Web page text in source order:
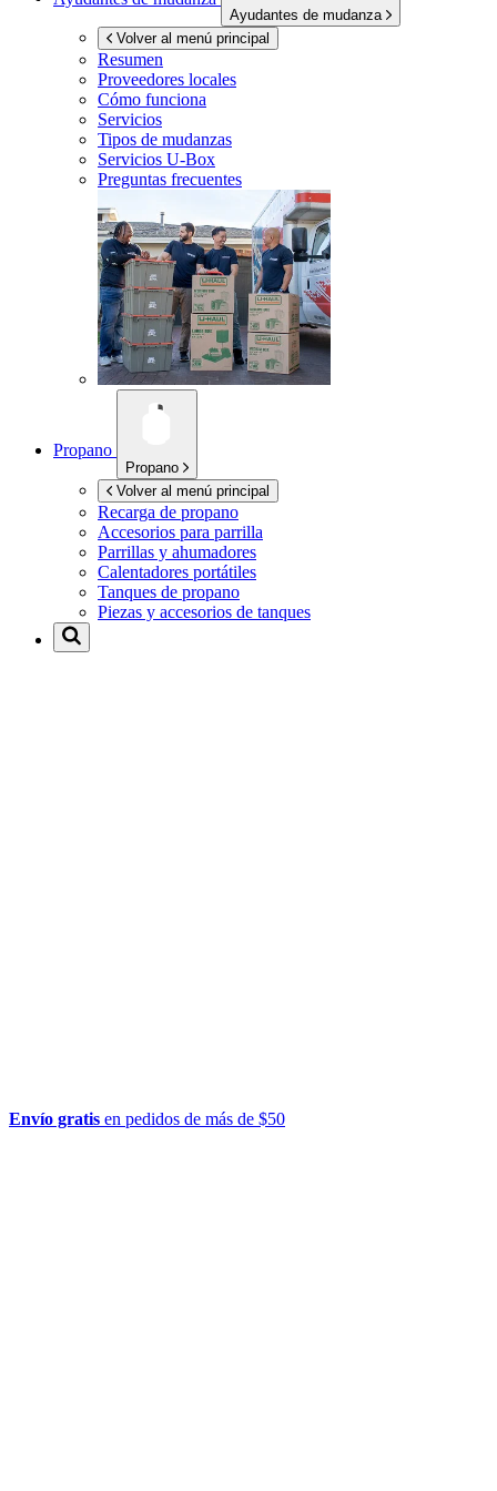
Ayudantes de mudanza
Volver al menú principal
Resumen
Proveedores locales
Cómo funciona
Servicios
Tipos de mudanzas
Servicios U-Box
Preguntas frecuentes
Propano
Propano
Volver al menú principal
Recarga de propano
Accesorios para parrilla
Parrillas y ahumadores
Calentadores portátiles
Tanques de propano
Piezas y accesorios de tanques
Envío gratis en pedidos de más de $50